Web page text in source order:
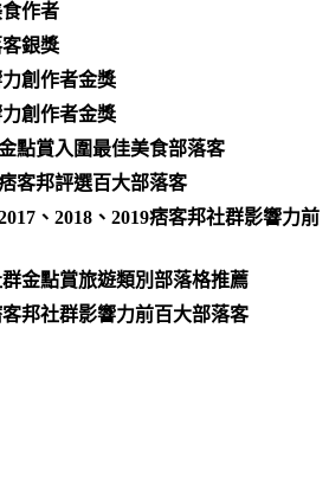
作者
銀獎
創作者金獎
創作者金獎
點賞入圍最佳美食部落客
客邦評選百大部落客
、2018、2019痞客邦社群影響力前
金點賞旅遊類別部落格推薦
客邦社群影響力前百大部落客